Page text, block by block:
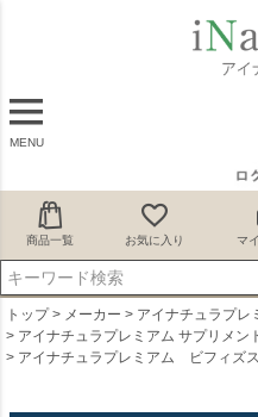
MENU
商品一覧 お気に入り マ
トップ メーカー
アイナチュラプレ
アイナチュラプレミアム サプリメン
アイナチュラプレミアム ビフィズ